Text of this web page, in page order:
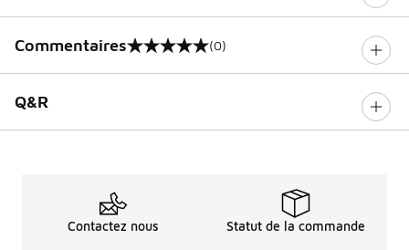
Commentaires
0 sur 5 notes (0)
Q&R
Contactez nous Statut de la commande